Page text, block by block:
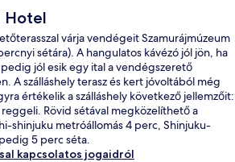
Hotel
várja vendégeit Szamurájmúzeum
sétára). A hangulatos kávézó jól jön, ha
jól esik egy ital a vendégszerető
A szálláshely terasz és kert jóvoltából még
értékelik a szálláshely következő jellemzőit:
Rövid sétával megközelíthető a
shinjuku metróállomás 4 perc, Shinjuku-
5 perc séta.
kapcsolatos jogaidról